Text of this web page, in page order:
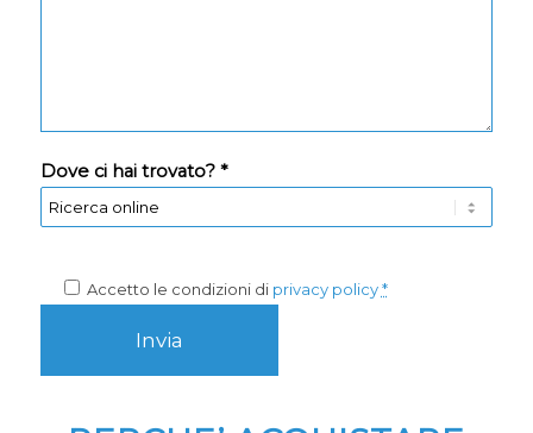
Dove ci hai trovato? *
Accetto le condizioni di privacy policy *